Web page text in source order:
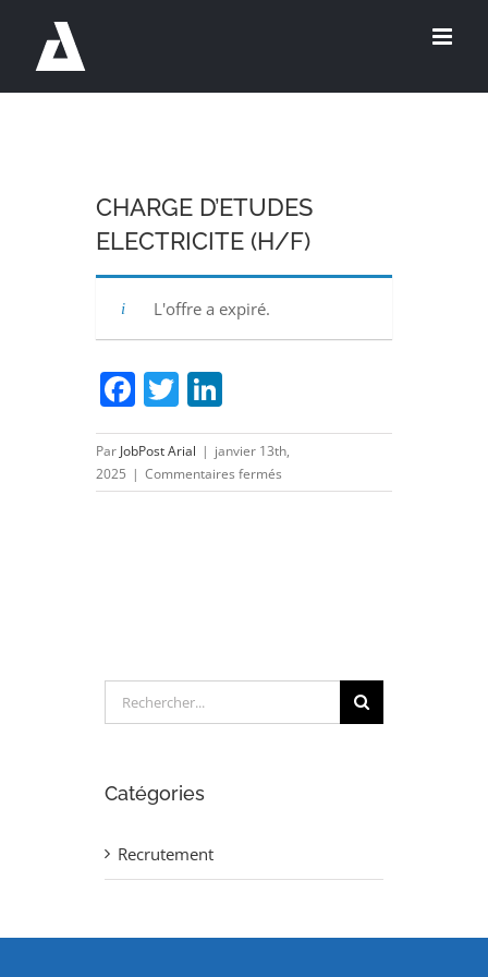
contenu
CHARGE D’ETUDES
ELECTRICITE (H/F)
L'offre a expiré.
Facebook
Twitter
Par JobPost Arial | janvier 13th,
2025 | Commentaires fermés
CHARGE
Rechercher:
Catégories
Recrutement